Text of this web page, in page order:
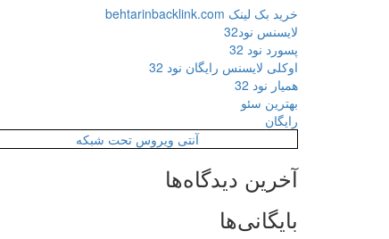
خرید بک لینک behtarinbacklink.com
لایسنس نود32
پسورد نود 32
اوکلی لایسنس رایگان نود 32
همیار نود 32
بهترین سئو
رایگان
آنتی ویروس تحت شبکه
آخرین دیدگاه‌ها
بایگانی‌ها